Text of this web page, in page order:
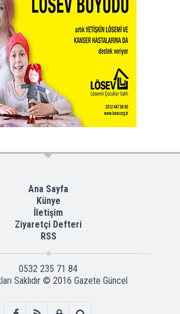
Ana Sayfa
Künye
İletişim
Ziyaretçi Defteri
RSS
0532 235 71 84
Saklıdır © 2016 Gazete Güncel